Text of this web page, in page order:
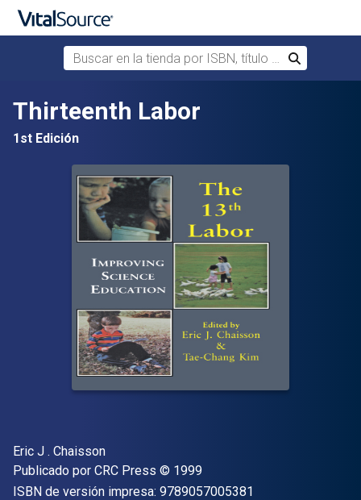
Saltar al contenido principal
Buscar en la tienda por ISBN, título o autor
Buscar
Thirteenth Labor
1st Edición
Autor(es)
Eric J . Chaisson
Editorial
Publicado por CRC Press Copyright
© 1999
ISBN de versión impresa: 9789057005381